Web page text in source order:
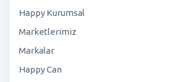
Happy Kurumsal
Marketlerimiz
Markalar
Happy Can